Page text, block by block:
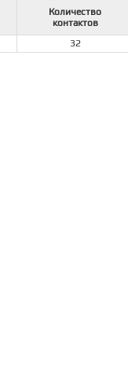
Количество
контактов
32